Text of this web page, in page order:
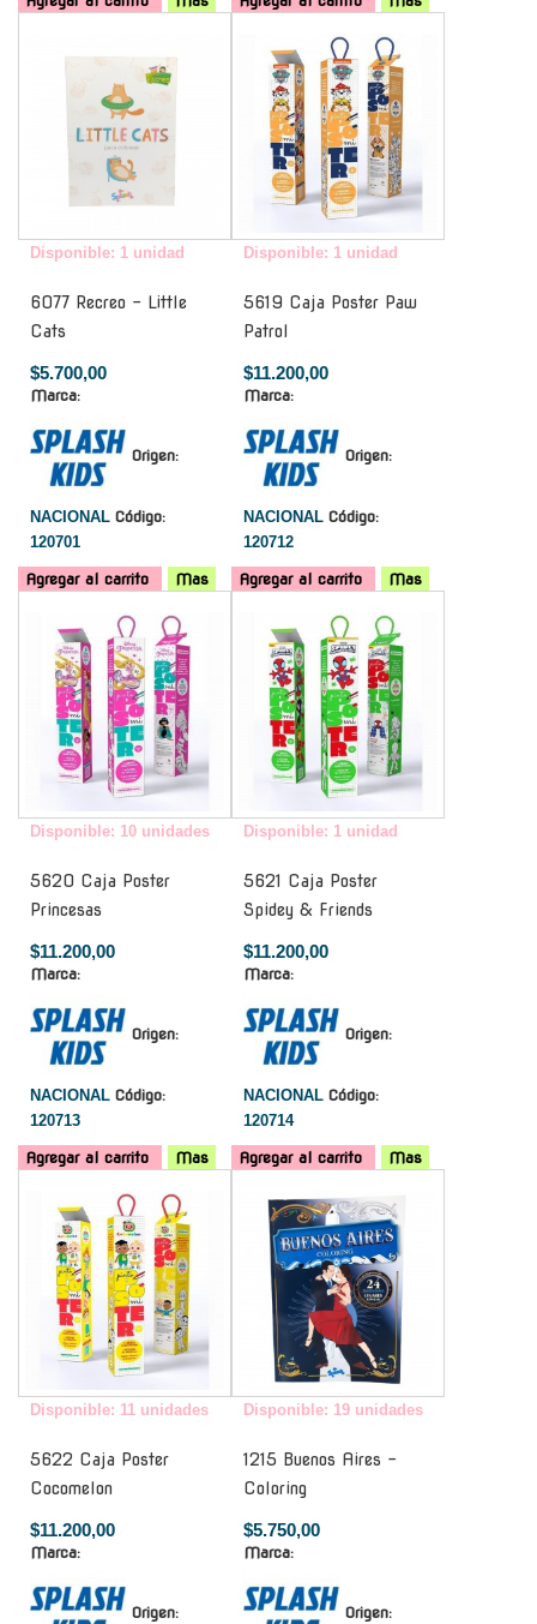
Disponible: 1 unidad
6077 Recreo - Little
Cats
$5.700,00
Marca:
Origen:
NACIONAL Código:
120701
Agregar al carrito Mas
Disponible: 1 unidad
5619 Caja Poster Paw
Patrol
$11.200,00
Marca:
Origen:
NACIONAL Código:
120712
Agregar al carrito
Mas
Disponible: 10 unidades
5620 Caja Poster
Princesas
$11.200,00
Marca:
Origen:
NACIONAL Código:
120713
Agregar al carrito Mas
Disponible: 1 unidad
5621 Caja Poster
Spidey & Friends
$11.200,00
Marca:
Origen:
NACIONAL Código:
120714
Agregar al carrito
Mas
Disponible: 11 unidades
5622 Caja Poster
Cocomelon
$11.200,00
Marca:
Origen:
Disponible: 19 unidades
1215 Buenos Aires -
Coloring
$5.750,00
Marca:
Origen: